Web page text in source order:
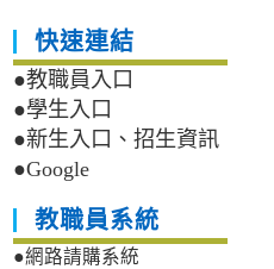
快速連結
●教職員入口
●學生入口
●新生入口、招生資訊
●Google
教職員系統
●網路請購系統